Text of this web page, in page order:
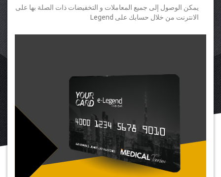
يمكن الوصول إلى جميع المعاملات و التخفيضات ذات الصلة بها على
الانترنت من خلال حسابك على Legend